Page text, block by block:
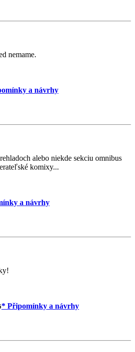
nemame.
a návrhy
alebo niekde sekciu omnibus
komixy...
a návrhy
* Připomínky a návrhy